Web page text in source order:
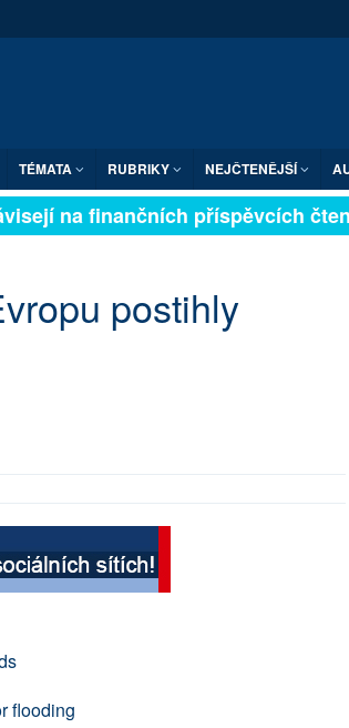
TÉMATA RUBRIKY NEJČTENĚJŠÍ
na finančních příspěvcích
postihly
flooding